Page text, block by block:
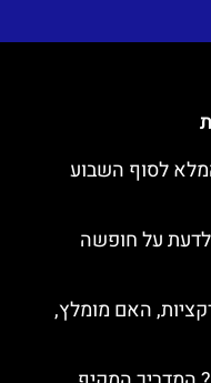
לסוף השבוע
לדעת על חופשה
האם מומלץ,